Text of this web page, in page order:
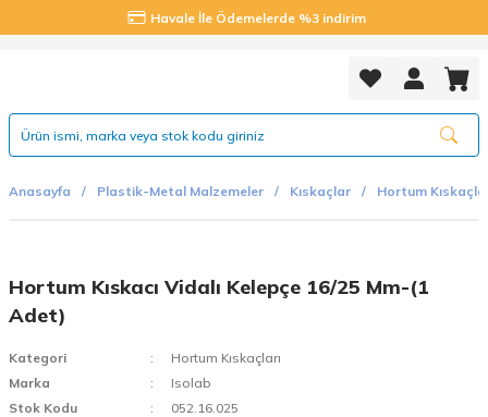
Havale İle Ödemelerde %3 indirim
Anasayfa Plastik-Metal Malzemeler Kıskaçlar Hortum
Hortum Kıskacı Vidalı Kelepçe 16/25 Mm-(1
Adet)
Kategori
Hortum Kıskaçları
Marka
Isolab
Stok Kodu
052.16.025